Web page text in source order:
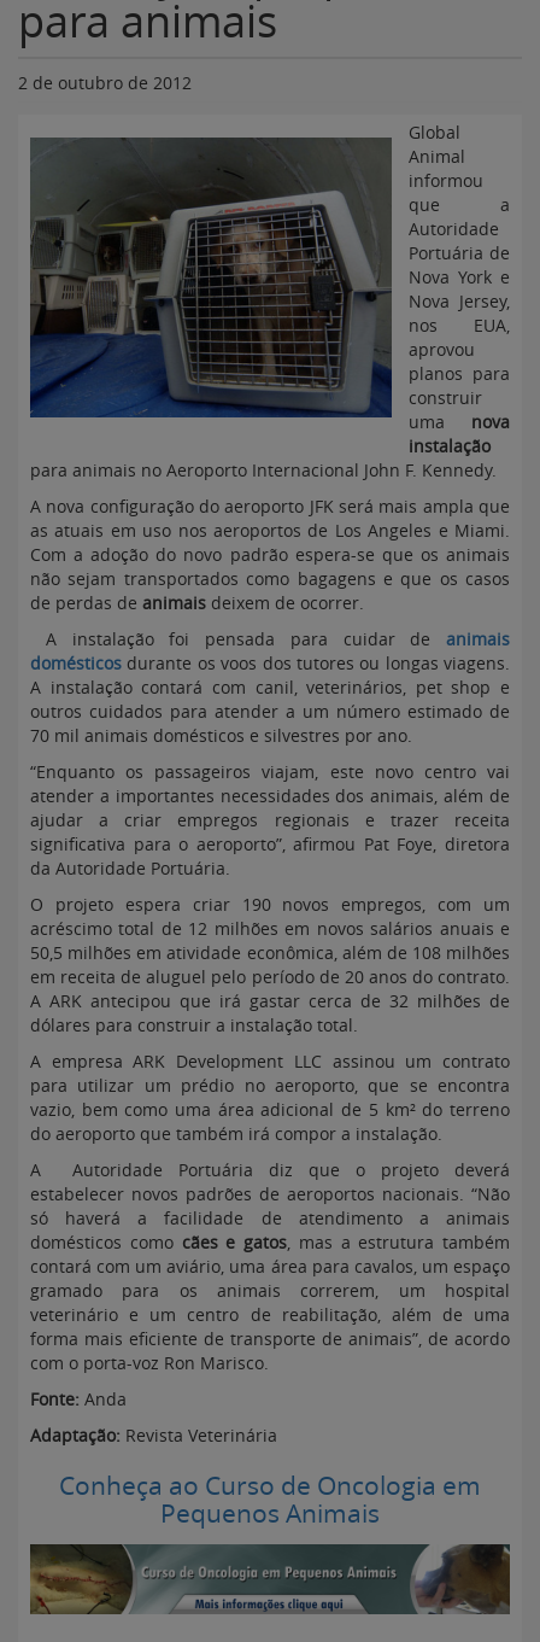
para animais
2 de outubro de 2012
Global
Animal
informou
que a
Autoridade
Portuária de
Nova York e
Nova Jersey,
nos EUA,
aprovou
planos para
construir
uma nova
instalação
para animais no Aeroporto Internacional John F. Kennedy.
A nova configuração do aeroporto JFK será mais ampla que
as atuais em uso nos aeroportos de Los Angeles e Miami.
Com a adoção do novo padrão espera-se que os animais
não sejam transportados como bagagens e que os casos
de perdas de animais deixem de ocorrer.
A instalação foi pensada para cuidar de animais
domésticos durante os voos dos tutores ou longas viagens.
A instalação contará com canil, veterinários, pet shop e
outros cuidados para atender a um número estimado de
70 mil animais domésticos e silvestres por ano.
“Enquanto os passageiros viajam, este novo centro vai
atender a importantes necessidades dos animais, além de
ajudar a criar empregos regionais e trazer receita
significativa para o aeroporto”, afirmou Pat Foye, diretora
da Autoridade Portuária.
O projeto espera criar 190 novos empregos, com um
acréscimo total de 12 milhões em novos salários anuais e
50,5 milhões em atividade econômica, além de 108 milhões
em receita de aluguel pelo período de 20 anos do contrato.
A ARK antecipou que irá gastar cerca de 32 milhões de
dólares para construir a instalação total.
A empresa ARK Development LLC assinou um contrato
para utilizar um prédio no aeroporto, que se encontra
vazio, bem como uma área adicional de 5 km² do terreno
do aeroporto que também irá compor a instalação.
A Autoridade Portuária diz que o projeto deverá
estabelecer novos padrões de aeroportos nacionais. “Não
só haverá a facilidade de atendimento a animais
domésticos como cães e gatos, mas a estrutura também
contará com um aviário, uma área para cavalos, um espaço
gramado para os animais correrem, um hospital
veterinário e um centro de reabilitação, além de uma
forma mais eficiente de transporte de animais”, de acordo
com o porta-voz Ron Marisco.
Fonte: Anda
Adaptação: Revista Veterinária
Conheça ao Curso de Oncologia em
Pequenos Animais